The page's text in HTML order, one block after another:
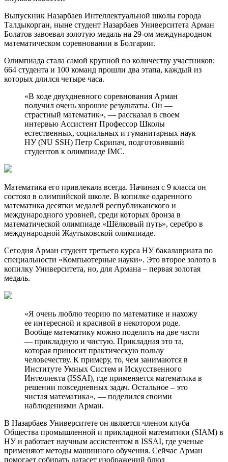
Выпускник Назарбаев Интеллектуальной школы города
Талдыкорган, ныне студент Назарбаев Университета Арман
Болатов завоевал золотую медаль на 29-ом международном
математическом соревновании в Болгарии.
Олимпиада стала самой крупной по количеству участников:
664 студента и 100 команд прошли два этапа, каждый из
которых длился четыре часа.
«В ходе двухдневного соревнования Арман
получил очень хорошие результаты. Он —
страстный математик», — рассказал в своем
интервью Ассистент Профессор Школы
естественных, социальных и гуманитарных наук
НУ (NU SSH) Петр Скрипач, подготовивший
студентов к олимпиаде IMC.
Математика его привлекала всегда. Начиная с 9 класса он
состоял в олимпийской школе. В копилке одаренного
математика десятки медалей республиканского и
международного уровней, среди которых бронза в
математической олимпиаде «Шёлковый путь», серебро в
международной Жаутыковской олимпиаде.
Сегодня Арман студент третьего курса НУ бакалавриата по
специальности «Компьютерные науки». Это второе золото в
копилку Университета, но, для Армана – первая золотая
медаль.
«Я очень люблю теорию по математике и нахожу
ее интересной и красивой в некотором роде.
Вообще математику можно поделить на две части
— прикладную и чистую. Прикладная это та,
которая приносит практическую пользу
человечеству. К примеру, то, чем занимаются в
Институте Умных Систем и Искусственного
Интеллекта (ISSAI), где применяется математика в
решении повседневных задач. Остальное – это
чистая математика», — поделился своими
наблюдениями Арман.
В Назарбаев Университете он является членом клуба
Общества промышленной и прикладной математики (SIAM) в
НУ и работает научным ассистентом в ISSAI, где ученые
применяют методы машинного обучения. Сейчас Арман
помогает собирать датасет изображений блюд